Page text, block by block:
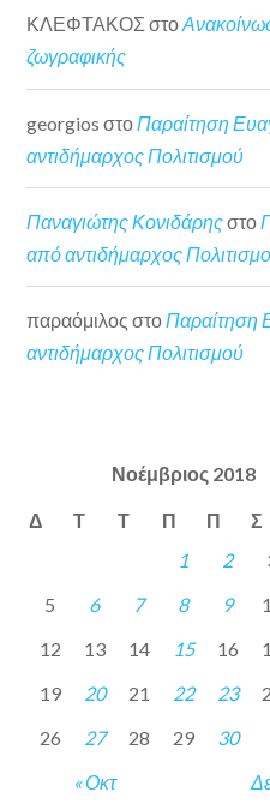
ΚΛΕΦΤΑΚΟΣ στο
ζωγραφικής
georgios στο Παραίτηση
αντιδήμαρχος Πολιτισμού
Παναγιώτης Κονιδάρηςστο
από αντιδήμαρχος
παραόμιλος στοΠαραίτηση
αντιδήμαρχος Πολιτισμού
Νοέμβριος 2018
Δ Τ Τ Π Π Σ
« Οκτ
1 2
5
6 7 8 9
12
13 14 15 16
19
20 21 22 23
26
27 28 29 30